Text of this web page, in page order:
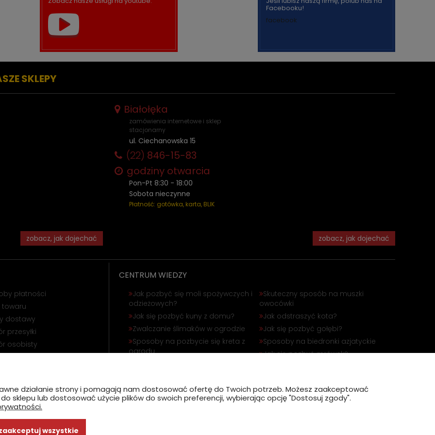
Facebooku!
facebook
SKLEPY
zobacz, jak dojechać
Białołęka
zamówienia internetowe i sklep
stacjonarny
ul. Ciechanowska 15
(22) 846-15-83
godziny otwarcia
Pon-Pt 8:30 - 18:00
Sobota nieczynne
Płatność: gotówka, karta, BLIK
zobacz, jak dojechać
płatności
towaru
dostawy
przesyłki
osobisty
CENTRUM WIEDZY
Jak pozbyć się moli spożywczych i
odzieżowych?
Jak się pozbyć kuny z domu?
Zwalczanie ślimaków w ogrodzie
Sposoby na pozbycie się kreta z
ogrodu
Skuteczny sposób na muszki
owocówki
Jak odstraszyć kota?
Jak się pozbyć gołębi?
Sposoby na biedronki azjatyckie
Jak się pozbyć mrówek?
działanie strony i pomagają nam dostosować ofertę do Twoich potrzeb. Możesz zaakceptować
sklepu lub dostosować użycie plików do swoich preferencji, wybierając opcję "Dostosuj zgody".
wszystkie